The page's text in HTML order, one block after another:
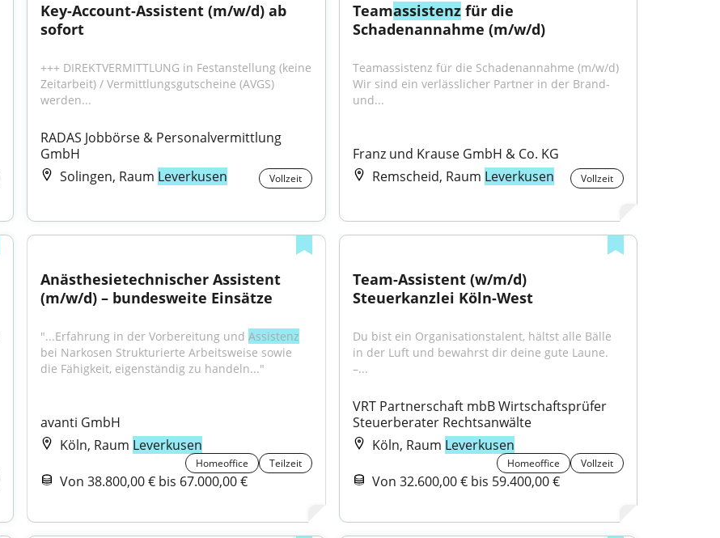
Key-Account-Assistent (m/w/d) ab
sofort
+++ DIREKTVERMITTLUNG in Festanstellung (keine
Zeitarbeit) / Vermittlungsgutscheine (AVGS)
werden...
RADAS Jobbörse & Personalvermittlung
GmbH
Solingen, Raum Leverkusen Vollzeit
Teamassistenz für die
Schadenannahme (m/w/d)
Teamassistenz für die Schadenannahme (m/w/d)
Wir sind ein verlässlicher Partner in der Brand-
und...
Franz und Krause GmbH & Co. KG
Remscheid, Raum Leverkusen Vollzeit
Anästhesietechnischer Assistent
(m/w/d) – bundesweite Einsätze
"...Erfahrung in der Vorbereitung und Assistenz
bei Narkosen Strukturierte Arbeitsweise sowie
die Fähigkeit, eigenständig zu handeln..."
avanti GmbH
Köln, Raum Leverkusen
Homeoffice Teilzeit
Von 38.800,00 € bis 67.000,00 €
Team-Assistent (w/m/d)
Steuerkanzlei Köln-West
Du bist ein Organisationstalent, hältst alle Bälle
in der Luft und bewahrst dir deine gute Laune.
–...
VRT Partnerschaft mbB Wirtschaftsprüfer
Steuerberater Rechtsanwälte
Köln, Raum Leverkusen
Homeoffice Vollzeit
Von 32.600,00 € bis 59.400,00 €